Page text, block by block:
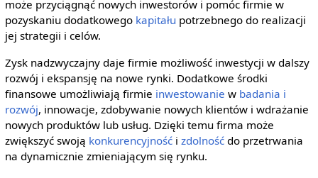
może przyciągnąć nowych inwestorów i pomóc firmie w
pozyskaniu dodatkowego kapitału potrzebnego do realizacji
jej strategii i celów.
Zysk nadzwyczajny daje firmie możliwość inwestycji w dalszy
rozwój i ekspansję na nowe rynki. Dodatkowe środki
finansowe umożliwiają firmie inwestowanie w badania i
rozwój, innowacje, zdobywanie nowych klientów i wdrażanie
nowych produktów lub usług. Dzięki temu firma może
zwiększyć swoją konkurencyjnośći zdolnośćdo przetrwania
na dynamicznie zmieniającym się rynku.